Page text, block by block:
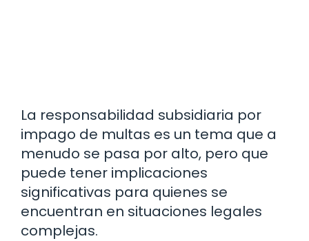
La responsabilidad subsidiaria por
impago de multas es un tema que a
menudo se pasa por alto, pero que
puede tener implicaciones
significativas para quienes se
encuentran en situaciones legales
complejas.